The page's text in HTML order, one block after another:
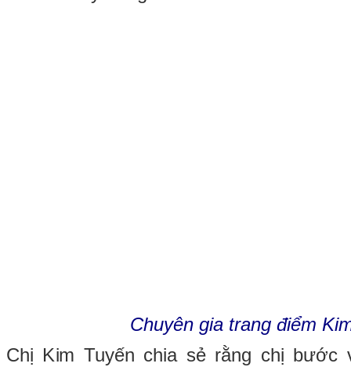
Chuyên gia trang điểm
Chị Kim Tuyến chia sẻ rằng chị bước